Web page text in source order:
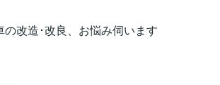
の改造･改良、お悩み伺います